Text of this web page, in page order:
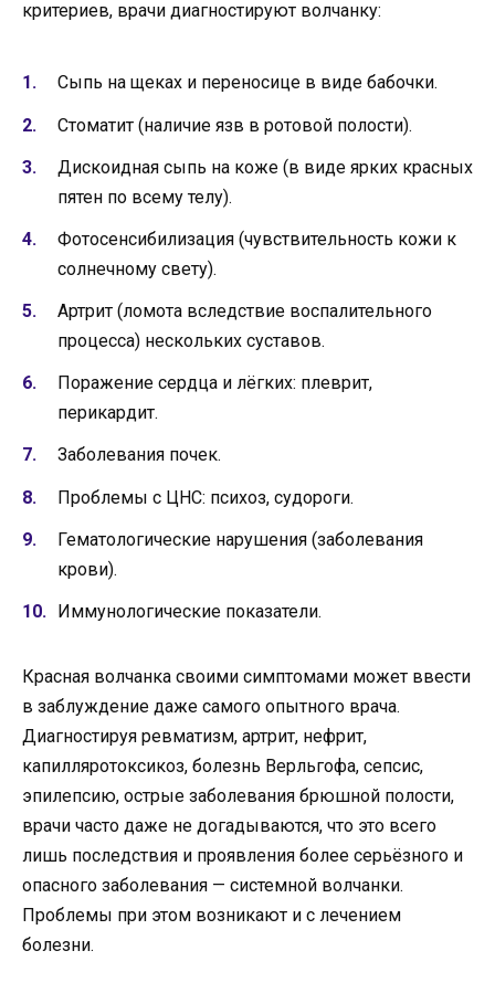
критериев, врачи диагностируют волчанку:
Сыпь на щеках и переносице в виде бабочки.
Стоматит (наличие язв в ротовой полости).
Дискоидная сыпь на коже (в виде ярких красных
пятен по всему телу).
Фотосенсибилизация (чувствительность кожи к
солнечному свету).
Артрит (ломота вследствие воспалительного
процесса) нескольких суставов.
Поражение сердца и лёгких: плеврит,
перикардит.
Заболевания почек.
Проблемы с ЦНС: психоз, судороги.
Гематологические нарушения (заболевания
крови).
Иммунологические показатели.
Красная волчанка своими симптомами может ввести
в заблуждение даже самого опытного врача.
Диагностируя ревматизм, артрит, нефрит,
капилляротоксикоз, болезнь Верльгофа, сепсис,
эпилепсию, острые заболевания брюшной полости,
врачи часто даже не догадываются, что это всего
лишь последствия и проявления более серьёзного и
опасного заболевания — системной волчанки.
Проблемы при этом возникают и с лечением
болезни.